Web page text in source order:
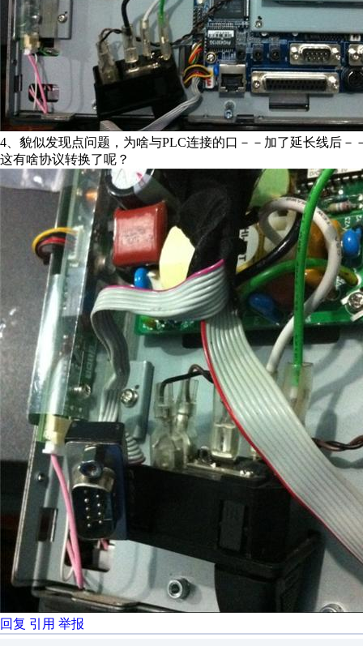
4、貌似发现点问题，为啥与PLC连接的口－－加了延长线后
这有啥协议转换了呢？
回复 引用 举报